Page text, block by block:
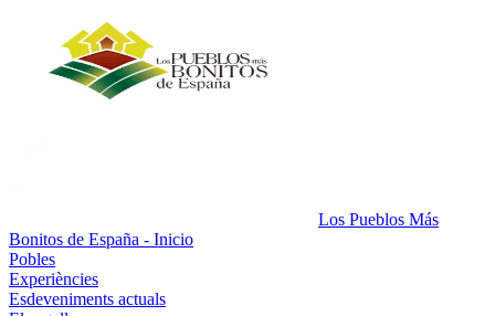
Los Pueblos Más
Bonitos de España - Inicio
Pobles
Experiències
Esdeveniments actuals